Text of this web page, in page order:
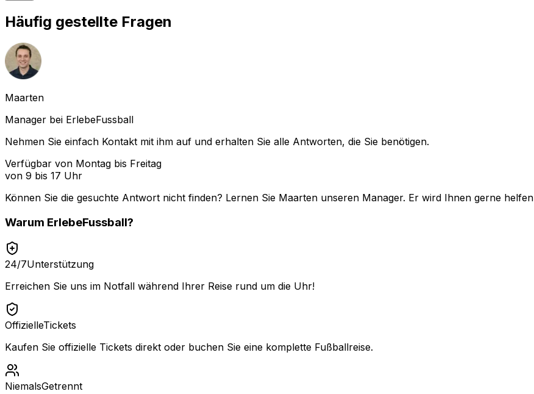
Häufig gestellte Fragen
Maarten
Manager bei ErlebeFussball
Nehmen Sie einfach Kontakt mit ihm auf und erhalten Sie alle Antworten, die Sie benötigen.
Verfügbar von Montag bis Freitag
von 9 bis 17 Uhr
Können Sie die gesuchte Antwort nicht finden? Lernen Sie Maarten unseren Manager. Er wird Ihnen gerne helfen
Warum ErlebeFussball?
24/7Unterstützung
Erreichen Sie uns im Notfall während Ihrer Reise rund um die Uhr!
OffizielleTickets
Kaufen Sie offizielle Tickets direkt oder buchen Sie eine komplette Fußballreise.
NiemalsGetrennt